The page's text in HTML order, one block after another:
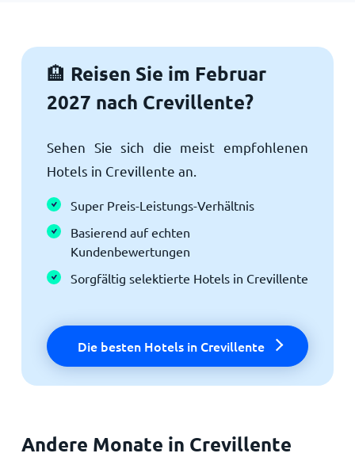
🏨 Reisen Sie im Februar
2027 nach Crevillente?
Sehen Sie sich die meist empfohlenen
Hotels in Crevillente an.
Super Preis-Leistungs-Verhältnis
Basierend auf echten
Kundenbewertungen
Sorgfältig selektierte Hotels in Crevillente
Die besten Hotels in Crevillente
Andere Monate in Crevillente